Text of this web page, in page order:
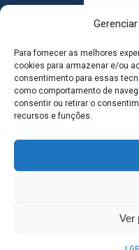
Para fornecer as melhores
cookies para armazenar e/ou
consentimento para essas
como comportamento de
consentir ou retirar o
recursos e funções.
Ver
MAPA DO SITE
SEDE DO